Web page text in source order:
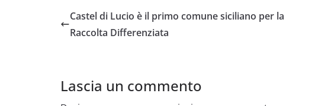
Castel di Lucio è il primo comune siciliano per la
Raccolta Differenziata
Lascia un commento